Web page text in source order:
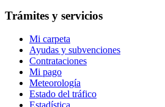
Trámites y servicios
Mi carpeta
Ayudas y subvenciones
Contrataciones
Mi pago
Meteorología
Estado del tráfico